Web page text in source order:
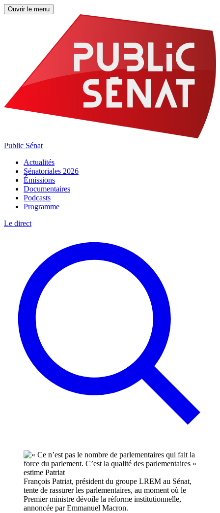
Ouvrir le menu
Public Sénat
Actualités
Sénatoriales 2026
Émissions
Documentaires
Podcasts
Programme
Le direct
François Patriat, président du groupe LREM au Sénat,
tente de rassurer les parlementaires, au moment où le
Premier ministre dévoile la réforme institutionnelle,
annoncée par Emmanuel Macron.